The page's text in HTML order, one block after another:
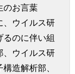
のお言葉
、ウイルス研
のに伴い組
、ウイルス研
造解析部、